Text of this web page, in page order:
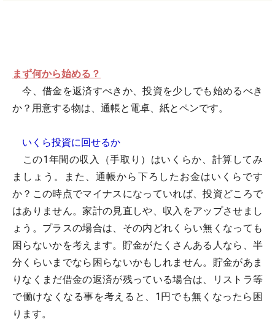
まず何から始める？
今、借金を返済すべきか、投資を少しでも始めるべき
か？用意する物は、通帳と電卓、紙とペンです。
いくら投資に回せるか
この1年間の収入（手取り）はいくらか、計算してみ
ましょう。また、通帳から下ろしたお金はいくらです
か？この時点でマイナスになっていれば、投資どころで
はありません。家計の見直しや、収入をアップさせまし
ょう。プラスの場合は、その内どれくらい無くなっても
困らないかを考えます。貯金がたくさんある人なら、半
分くらいまでなら困らないかもしれません。貯金があま
りなくまだ借金の返済が残っている場合は、リストラ等
で働けなくなる事を考えると、1円でも無くなったら困
ります。